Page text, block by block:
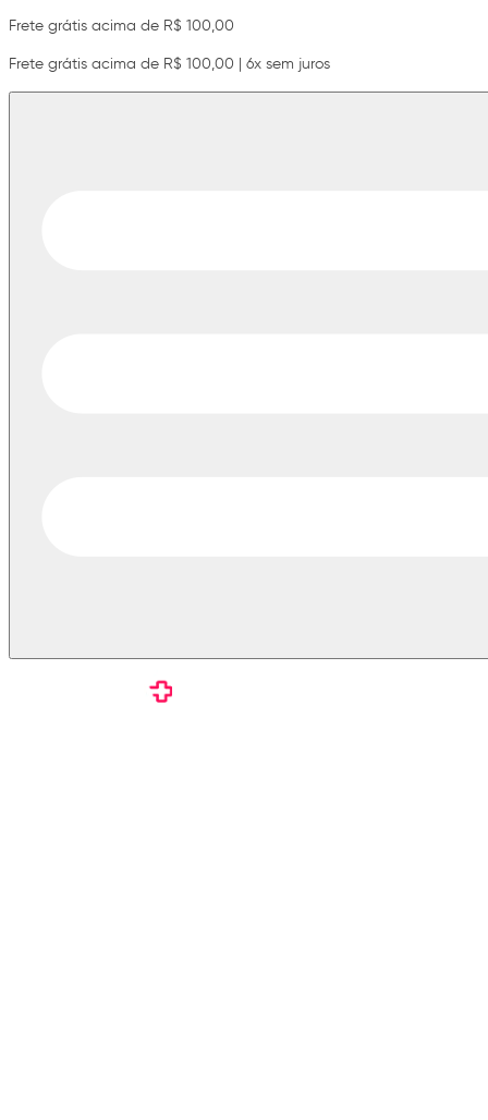
Frete grátis acima de R$ 100,00
Frete grátis acima de R$ 100,00 | 6x sem juros